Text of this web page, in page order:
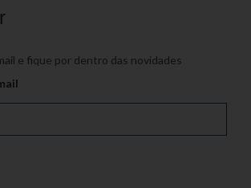
e fique por dentro das novidades